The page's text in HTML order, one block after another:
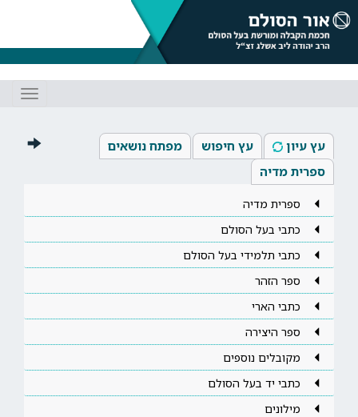
עץ עיון עץ חיפוש
מפתח נושאים
ספרית מדיה
ספרית מדיה
כתבי בעל הסולם
כתבי תלמידי בעל הסולם
ספר הזהר
כתבי הארי
ספר היצירה
מקובלים נוספים
כתבי יד בעל הסולם
מילונים